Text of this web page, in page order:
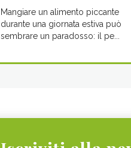
Mangiare un alimento piccante
durante una giornata estiva può
sembrare un paradosso: il pe...